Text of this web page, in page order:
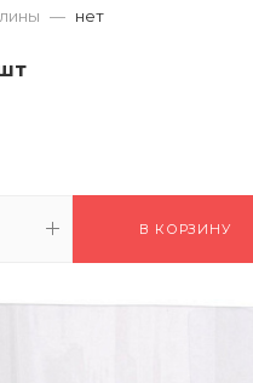
— нет
В КОРЗИНУ